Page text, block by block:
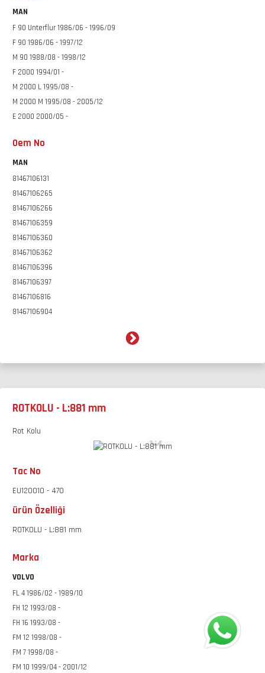
MAN
F 90 Unterflur 1986/06 - 1996/09
F 90 1986/06 - 1997/12
M 90 1988/08 - 1998/12
F 2000 1994/01 -
M 2000 L 1995/08 -
M 2000 M 1995/08 - 2005/12
E 2000 2000/05 -
Oem No
MAN
81467106131
81467106265
81467106266
81467106359
81467106360
81467106362
81467106396
81467106397
81467106816
81467106904
ROTKOLU - L:881 mm
Rot Kolu
Tac No
EU120010 - 470
ürün Özelliği
ROTKOLU - L:881 mm
Marka
VOLVO
FL 4 1986/02 - 1989/10
FH 12 1993/08 -
FH 16 1993/08 -
FM 12 1998/08 -
FM 7 1998/08 -
FM 10 1999/04 - 2001/12